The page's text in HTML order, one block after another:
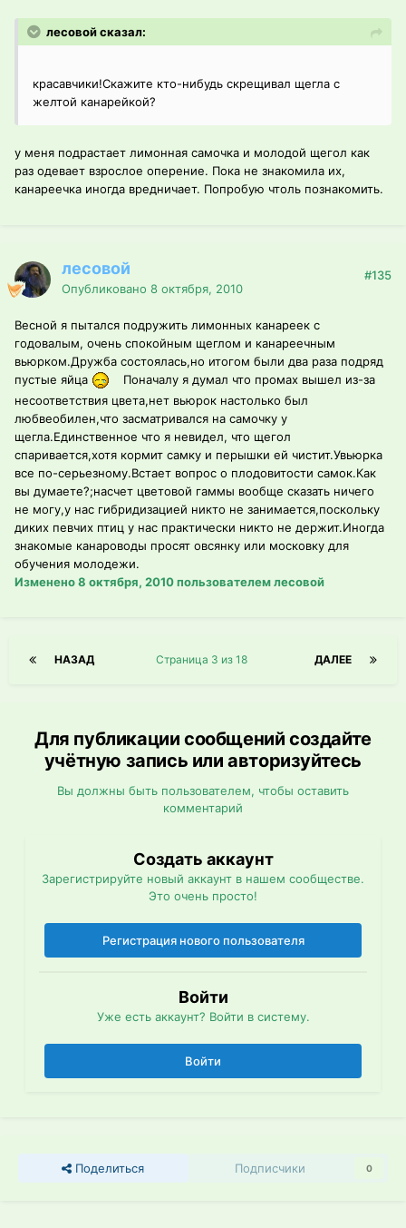
лесовой сказал:
красавчики!Скажите кто-нибудь скрещивал щегла с
желтой канарейкой?
у меня подрастает лимонная самочка и молодой щегол как
раз одевает взрослое оперение. Пока не знакомила их,
канареечка иногда вредничает. Попробую чтоль познакомить.
лесовой
Опубликовано 8 октября, 2010
#135
Весной я пытался подружить лимонных канареек с
годовалым, очень спокойным щеглом и канареечным
вьюрком.Дружба состоялась,но итогом были два раза подряд
пустые яйца
Поначалу я думал что промах вышел из-за
несоответствия цвета,нет вьюрок настолько был
любвеобилен,что засматривался на самочку у
щегла.Единственное что я невидел, что щегол
спаривается,хотя кормит самку и перышки ей чистит.Увьюрка
все по-серьезному.Встает вопрос о плодовитости самок.Как
вы думаете?;насчет цветовой гаммы вообще сказать ничего
не могу,у нас гибридизацией никто не занимается,поскольку
диких певчих птиц у нас практически никто не держит.Иногда
знакомые канароводы просят овсянку или московку для
обучения молодежи.
Изменено8 октября, 2010пользователем лесовой
НАЗАД ДАЛЕЕ
Страница 3 из 18
Для публикации сообщений создайте
учётную запись или авторизуйтесь
Вы должны быть пользователем, чтобы оставить
комментарий
Создать аккаунт
Зарегистрируйте новый аккаунт в нашем сообществе.
Это очень просто!
Регистрация нового пользователя
Войти
Уже есть аккаунт? Войти в систему.
Войти
Поделиться Подписчики 0